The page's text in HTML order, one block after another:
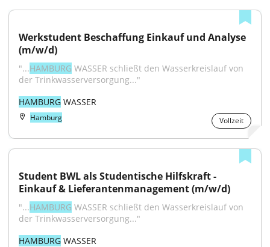
Werkstudent Beschaffung Einkauf und Analyse
(m/w/d)
"...HAMBURG WASSER schließt den Wasserkreislauf von
der Trinkwasserversorgung..."
HAMBURG WASSER
Hamburg Vollzeit
Student BWL als Studentische Hilfskraft -
Einkauf & Lieferantenmanagement (m/w/d)
"...HAMBURG WASSER schließt den Wasserkreislauf von
der Trinkwasserversorgung..."
HAMBURG WASSER